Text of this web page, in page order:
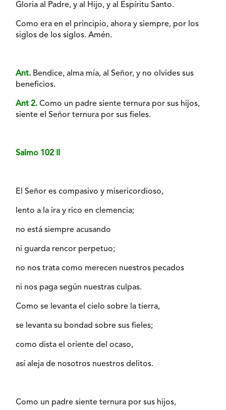
Gloria al Padre, y al Hijo, y al Espíritu Santo.
Como era en el principio, ahora y siempre, por los
siglos de los siglos. Amén.
Ant. Bendice, alma mía, al Señor, y no olvides sus
beneficios.
Ant 2. Como un padre siente ternura por sus hijos,
siente el Señor ternura por sus fieles.
Salmo 102 II
El Señor es compasivo y misericordioso,
lento a la ira y rico en clemencia;
no está siempre acusando
ni guarda rencor perpetuo;
no nos trata como merecen nuestros pecados
ni nos paga según nuestras culpas.
Como se levanta el cielo sobre la tierra,
se levanta su bondad sobre sus fieles;
como dista el oriente del ocaso,
así aleja de nosotros nuestros delitos.
Como un padre siente ternura por sus hijos,